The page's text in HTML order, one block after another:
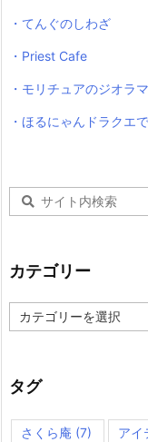
・てんぐのしわざ
・Priest Cafe
・モリチュアのジオラ
・ほるにゃんドラクエ
カテゴリー
テ
ー
タグ
さくら庵 (7) アイ